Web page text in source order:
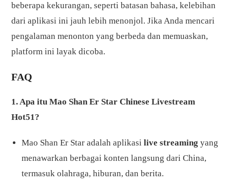
beberapa kekurangan, seperti batasan bahasa, kelebihan
dari aplikasi ini jauh lebih menonjol. Jika Anda mencari
pengalaman menonton yang berbeda dan memuaskan,
platform ini layak dicoba.
FAQ
1. Apa itu Mao Shan Er Star Chinese Livestream
Hot51?
Mao Shan Er Star adalah aplikasilive streaming yang
menawarkan berbagai konten langsung dari China,
termasuk olahraga, hiburan, dan berita.